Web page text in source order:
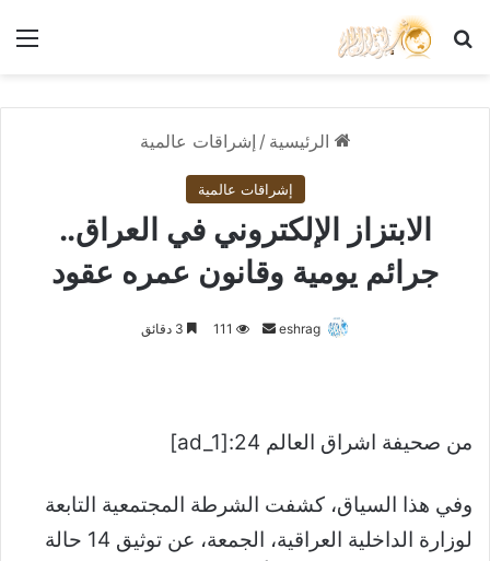
بحث عن
الرئيسية / إشراقات عالمية
إشراقات عالمية
الابتزاز الإلكتروني في العراق..
جرائم يومية وقانون عمره عقود
eshrag
أرسل 111
من صحيفة اشراق العالم 24:[ad_1]
وفي هذا السياق، كشفت الشرطة المجتمعية التابعة
لوزارة الداخلية العراقية، الجمعة، عن توثيق 14 حالة